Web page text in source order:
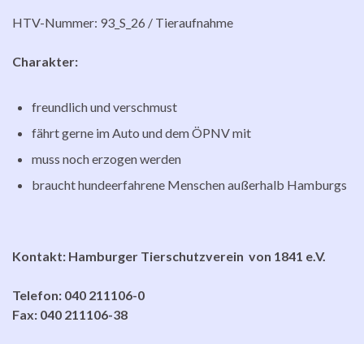
HTV-Nummer: 93_S_26 / Tieraufnahme
Charakter:
freundlich und verschmust
fährt gerne im Auto und dem ÖPNV mit
muss noch erzogen werden
braucht hundeerfahrene Menschen außerhalb Hamburgs
Kontakt: Hamburger Tierschutzverein von 1841 e.V.
Telefon: 040 211106-0
Fax: 040 211106-38